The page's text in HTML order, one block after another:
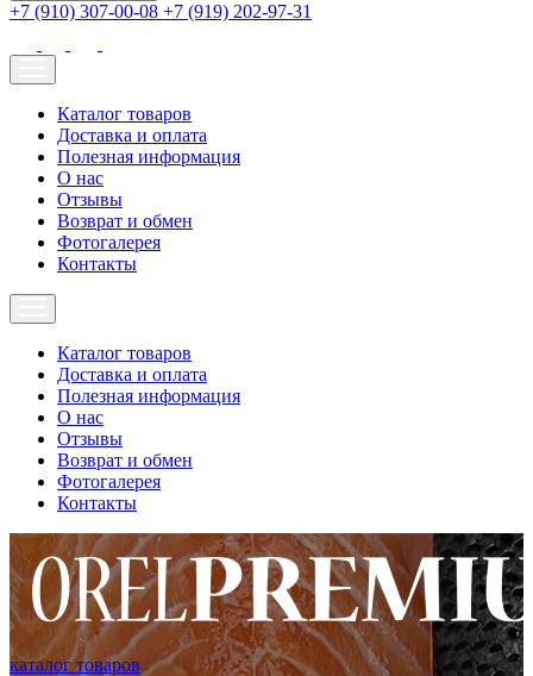
+7 (910) 307-00-08 +7 (919) 202-97-31
Каталог товаров
Доставка и оплата
Полезная информация
О нас
Отзывы
Возврат и обмен
Фотогалерея
Контакты
Каталог товаров
Доставка и оплата
Полезная информация
О нас
Отзывы
Возврат и обмен
Фотогалерея
Контакты
каталог товаров